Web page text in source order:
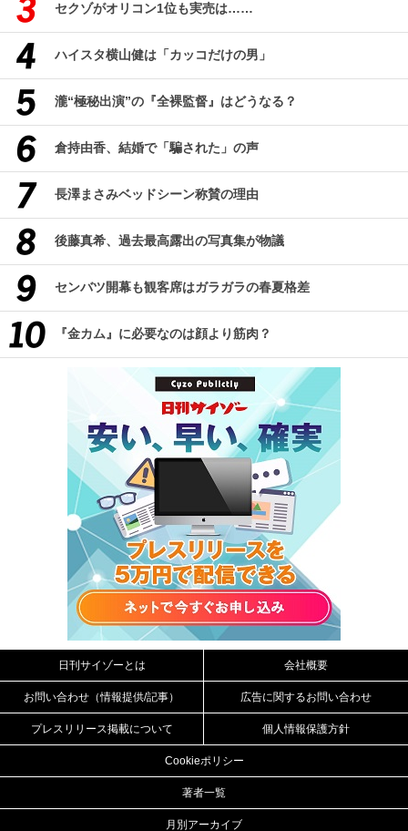
セクゾがオリコン1位も実売は……
ハイスタ横山健は「カッコだけの男」
瀧“極秘出演”の『全裸監督』はどうなる？
倉持由香、結婚で「騙された」の声
長澤まさみベッドシーン称賛の理由
後藤真希、過去最高露出の写真集が物議
センバツ開幕も観客席はガラガラの春夏格差
『金カム』に必要なのは顔より筋肉？
日刊サイゾーとは 会社概要
お問い合わせ（情報提供/記事） 広告に関するお問い合わせ
プレスリリース掲載について 個人情報保護方針
Cookieポリシー
著者一覧
月別アーカイブ